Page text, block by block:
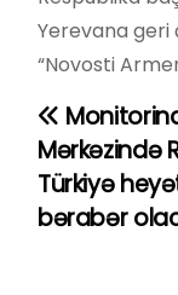
Yerevana geri
“Novosti
Y
a
z
Mərkəzində
Türkiyə
bərabər